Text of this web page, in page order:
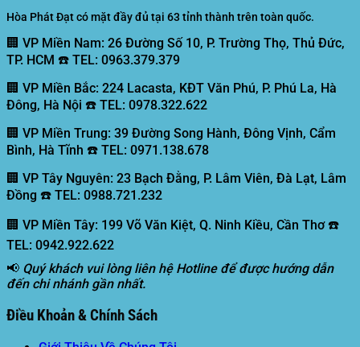
Hòa Phát Đạt có mặt đầy đủ tại 63 tỉnh thành trên toàn quốc.
🏢 VP Miền Nam: 26 Đường Số 10, P. Trường Thọ, Thủ Đức,
TP. HCM ☎️ TEL: 0963.379.379
🏢 VP Miền Bắc: 224 Lacasta, KĐT Văn Phú, P. Phú La, Hà
Đông, Hà Nội ☎️ TEL: 0978.322.622
🏢 VP Miền Trung: 39 Đường Song Hành, Đông Vịnh, Cẩm
Bình, Hà Tĩnh ☎️ TEL: 0971.138.678
🏢 VP Tây Nguyên: 23 Bạch Đằng, P. Lâm Viên, Đà Lạt, Lâm
Đồng ☎️ TEL: 0988.721.232
🏢 VP Miền Tây: 199 Võ Văn Kiệt, Q. Ninh Kiều, Cần Thơ ☎️
TEL: 0942.922.622
📢 Quý khách vui lòng liên hệ Hotline để được hướng dẫn
đến chi nhánh gần nhất.
Điều Khoản & Chính Sách